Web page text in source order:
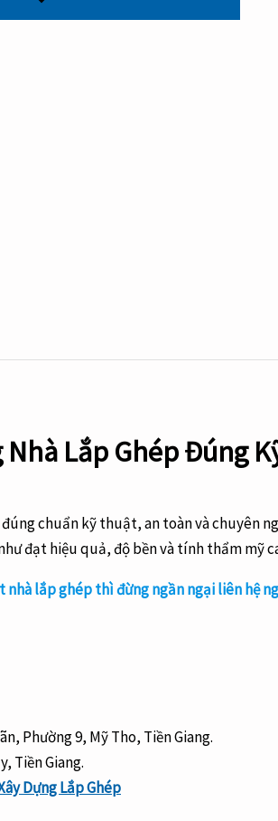
Nhà Lắp Ghép Đúng
chuẩn kỹ thuật, an toàn và chuyên
đạt hiệu quả, độ bền và tính thẩm mỹ
lắp ghép thì đừng ngần ngại liên hệ
Phường 9, Mỹ Tho, Tiền Giang.
Tiền Giang.
Dựng Lắp Ghép